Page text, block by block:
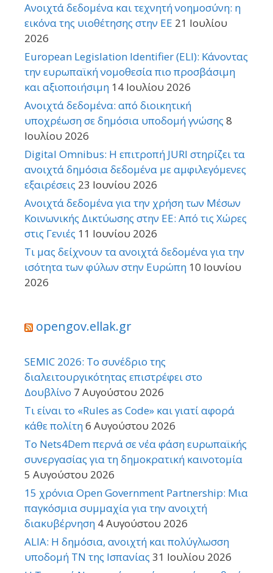
Ανοιχτά δεδομένα και τεχνητή νοημοσύνη: η
εικόνα της υιοθέτησης στην ΕΕ 21 Ιουλίου
2026
European Legislation Identifier (ELI): Κάνοντας
την ευρωπαϊκή νομοθεσία πιο προσβάσιμη
και αξιοποιήσιμη 14 Ιουλίου 2026
Ανοιχτά δεδομένα: από διοικητική
υποχρέωση σε δημόσια υποδομή γνώσης 8
Ιουλίου 2026
Digital Omnibus: Η επιτροπή JURI στηρίζει τα
ανοιχτά δημόσια δεδομένα με αμφιλεγόμενες
εξαιρέσεις 23 Ιουνίου 2026
Ανοιχτά δεδομένα για την χρήση των Μέσων
Κοινωνικής Δικτύωσης στην ΕΕ: Από τις Χώρες
στις Γενιές 11 Ιουνίου 2026
Τι μας δείχνουν τα ανοιχτά δεδομένα για την
ισότητα των φύλων στην Ευρώπη 10 Ιουνίου
2026
opengov.ellak.gr
SEMIC 2026: Το συνέδριο της
διαλειτουργικότητας επιστρέφει στο
Δουβλίνο 7 Αυγούστου 2026
Τι είναι το «Rules as Code» και γιατί αφορά
κάθε πολίτη6 Αυγούστου 2026
Το Nets4Dem περνά σε νέα φάση ευρωπαϊκής
συνεργασίας για τη δημοκρατική καινοτομία
5 Αυγούστου 2026
15 χρόνια Open Government Partnership: Μια
παγκόσμια συμμαχία για την ανοιχτή
διακυβέρνηση 4 Αυγούστου 2026
ALIA: Η δημόσια, ανοιχτή και πολύγλωσση
υποδομή ΤΝ της Ισπανίας 31 Ιουλίου 2026